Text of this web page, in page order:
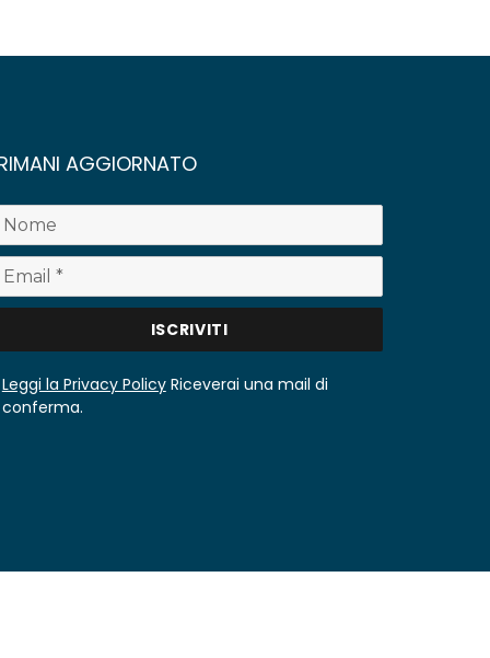
AGGIORNATO
Leggi la Privacy PolicyRiceverai una mail di
conferma.